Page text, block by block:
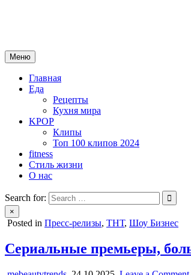
Меню
Главная
Еда
Рецепты
Кухня мира
KPOP
Клипы
Топ 100 клипов 2024
fitness
Стиль жизни
О нас
Search for:
×
Posted in Пресс-релизы, ТНТ, Шоу Бизнес
Сериальные премьеры,